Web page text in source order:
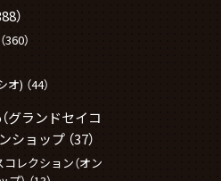
）
（360）
オ) （44）
グランドセイコ
ショップ （37）
レクション（オン